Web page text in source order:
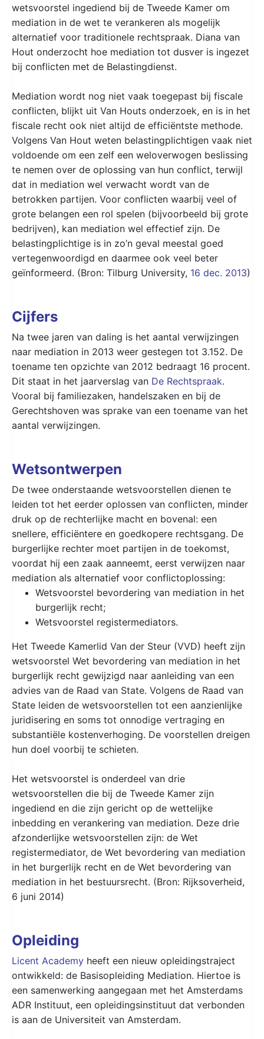
wetsvoorstel ingediend bij de Tweede Kamer om
mediation in de wet te verankeren als mogelijk
alternatief voor traditionele rechtspraak. Diana van
Hout onderzocht hoe mediation tot dusver is ingezet
bij conflicten met de Belastingdienst.
Mediation wordt nog niet vaak toegepast bij fiscale
conflicten, blijkt uit Van Houts onderzoek, en is in het
fiscale recht ook niet altijd de efficiëntste methode.
Volgens Van Hout weten belastingplichtigen vaak niet
voldoende om een zelf een weloverwogen beslissing
te nemen over de oplossing van hun conflict, terwijl
dat in mediation wel verwacht wordt van de
betrokken partijen. Voor conflicten waarbij veel of
grote belangen een rol spelen (bijvoorbeeld bij grote
bedrijven), kan mediation wel effectief zijn. De
belastingplichtige is in zo’n geval meestal goed
vertegenwoordigd en daarmee ook veel beter
geïnformeerd. (Bron: Tilburg University, 16 dec. 2013)
Cijfers
Na twee jaren van daling is het aantal verwijzingen
naar mediation in 2013 weer gestegen tot 3.152. De
toename ten opzichte van 2012 bedraagt 16 procent.
Dit staat in het jaarverslag van De Rechtspraak.
Vooral bij familiezaken, handelszaken en bij de
Gerechtshoven was sprake van een toename van het
aantal verwijzingen.
Wetsontwerpen
De twee onderstaande wetsvoorstellen dienen te
leiden tot het eerder oplossen van conflicten, minder
druk op de rechterlijke macht en bovenal: een
snellere, efficiëntere en goedkopere rechtsgang. De
burgerlijke rechter moet partijen in de toekomst,
voordat hij een zaak aanneemt, eerst verwijzen naar
mediation als alternatief voor conflictoplossing:
Wetsvoorstel bevordering van mediation in het
burgerlijk recht;
Wetsvoorstel registermediators.
Het Tweede Kamerlid Van der Steur (VVD) heeft zijn
wetsvoorstel Wet bevordering van mediation in het
burgerlijk recht gewijzigd naar aanleiding van een
advies van de Raad van State. Volgens de Raad van
State leiden de wetsvoorstellen tot een aanzienlijke
juridisering en soms tot onnodige vertraging en
substantiële kostenverhoging. De voorstellen dreigen
hun doel voorbij te schieten.
Het wetsvoorstel is onderdeel van drie
wetsvoorstellen die bij de Tweede Kamer zijn
ingediend en die zijn gericht op de wettelijke
inbedding en verankering van mediation. Deze drie
afzonderlijke wetsvoorstellen zijn: de Wet
registermediator, de Wet bevordering van mediation
in het burgerlijk recht en de Wet bevordering van
mediation in het bestuursrecht. (Bron: Rijksoverheid,
6 juni 2014)
Opleiding
Licent Academy heeft een nieuw opleidingstraject
ontwikkeld: de Basisopleiding Mediation. Hiertoe is
een samenwerking aangegaan met het Amsterdams
ADR Instituut, een opleidingsinstituut dat verbonden
is aan de Universiteit van Amsterdam.